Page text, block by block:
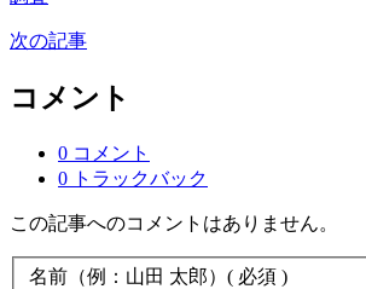
次の記事
コメント
0 コメント
0 トラックバック
この記事へのコメントはありません。
名前（例：山田 太郎） ( 必須 )